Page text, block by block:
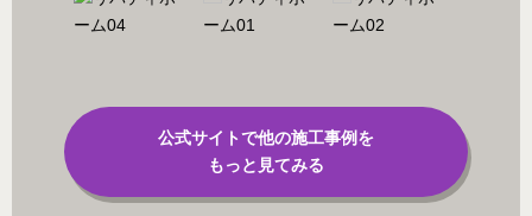
公式サイトで他の施工事例を
もっと見てみる